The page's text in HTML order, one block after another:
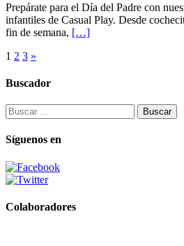
Prepárate para el Día del Padre con
infantiles de Casual Play. Desde
fin de semana, […]
1 2 3 »
Buscador
Buscar:
Síguenos en
Colaboradores